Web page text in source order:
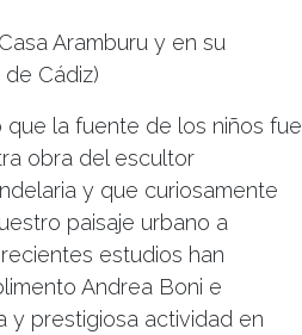
Aramburu y en su
Cádiz)
la fuente de los niños fue
obra del escultor
y que curiosamente
paisaje urbano a
estudios han
Andrea Boni e
y prestigiosa actividad en